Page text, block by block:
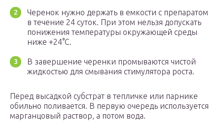
Черенок нужно держать в емкости с препаратом
в течение 24 суток. При этом нельзя допускать
понижения температуры окружающей среды
ниже +24°C.
В завершение черенки промываются чистой
жидкостью для смывания стимулятора роста.
Перед высадкой субстрат в тепличке или парнике
обильно поливается. В первую очередь используется
марганцовый раствор, а потом вода.